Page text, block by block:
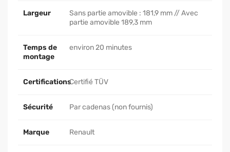
Largeur
Sans partie amovible : 181,9 mm // Avec
partie amovible 189,3 mm
Temps de
montage
environ 20 minutes
CertificationsCertifié TÜV
Sécurité Par cadenas (non fournis)
Marque Renault